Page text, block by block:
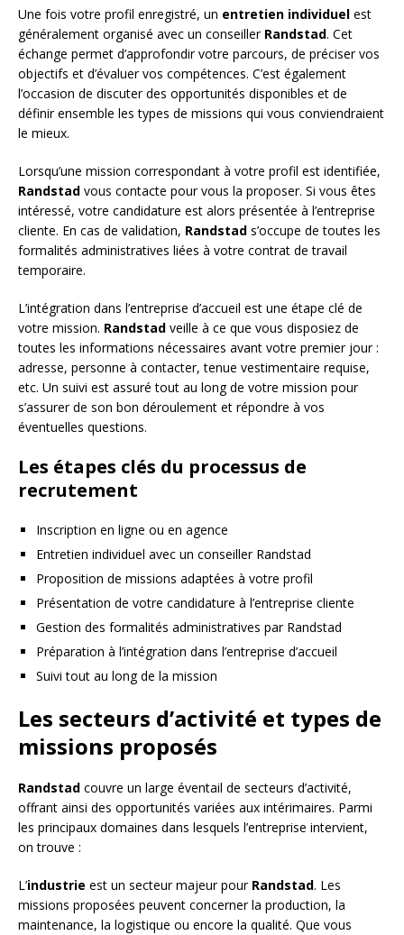
Une fois votre profil enregistré, un entretien individuel est
généralement organisé avec un conseiller Randstad. Cet
échange permet d’approfondir votre parcours, de préciser vos
objectifs et d’évaluer vos compétences. C’est également
l’occasion de discuter des opportunités disponibles et de
définir ensemble les types de missions qui vous conviendraient
le mieux.
Lorsqu’une mission correspondant à votre profil est identifiée,
Randstad vous contacte pour vous la proposer. Si vous êtes
intéressé, votre candidature est alors présentée à l’entreprise
cliente. En cas de validation, Randstad s’occupe de toutes les
formalités administratives liées à votre contrat de travail
temporaire.
L’intégration dans l’entreprise d’accueil est une étape clé de
votre mission. Randstad veille à ce que vous disposiez de
toutes les informations nécessaires avant votre premier jour :
adresse, personne à contacter, tenue vestimentaire requise,
etc. Un suivi est assuré tout au long de votre mission pour
s’assurer de son bon déroulement et répondre à vos
éventuelles questions.
Les étapes clés du processus de
recrutement
Inscription en ligne ou en agence
Entretien individuel avec un conseiller Randstad
Proposition de missions adaptées à votre profil
Présentation de votre candidature à l’entreprise cliente
Gestion des formalités administratives par Randstad
Préparation à l’intégration dans l’entreprise d’accueil
Suivi tout au long de la mission
Les secteurs d’activité et types de
missions proposés
Randstad couvre un large éventail de secteurs d’activité,
offrant ainsi des opportunités variées aux intérimaires. Parmi
les principaux domaines dans lesquels l’entreprise intervient,
on trouve :
L’industrie est un secteur majeur pour Randstad. Les
missions proposées peuvent concerner la production, la
maintenance, la logistique ou encore la qualité. Que vous